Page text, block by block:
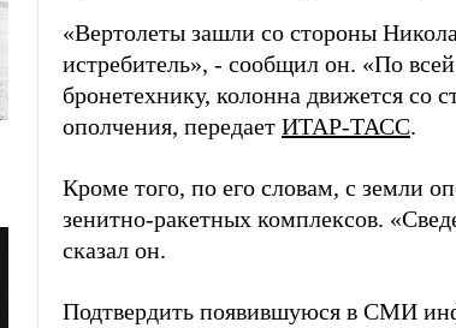
«Вертолеты зашли со стороны
истребитель», - сообщил он. «По
бронетехнику, колонна движется со
ополчения, передает ИТАР-ТАСС.
Кроме того, по его словам, с земли
зенитно-ракетных комплексов.
сказал он.
Подтвердить появившуюся в СМИ